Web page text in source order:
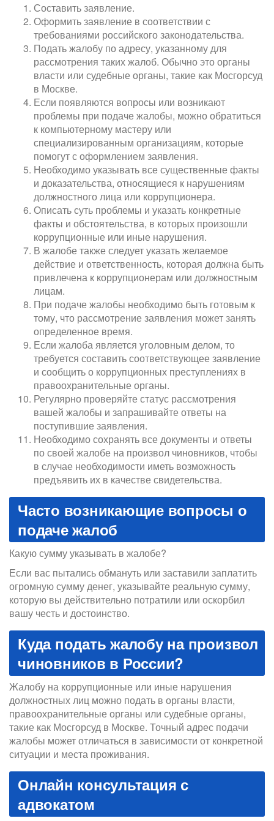
Составить заявление.
Оформить заявление в соответствии с
требованиями российского законодательства.
Подать жалобу по адресу, указанному для
рассмотрения таких жалоб. Обычно это органы
власти или судебные органы, такие как Мосгорсуд
в Москве.
Если появляются вопросы или возникают
проблемы при подаче жалобы, можно обратиться
к компьютерному мастеру или
специализированным организациям, которые
помогут с оформлением заявления.
Необходимо указывать все существенные факты
и доказательства, относящиеся к нарушениям
должностного лица или коррупционера.
Описать суть проблемы и указать конкретные
факты и обстоятельства, в которых произошли
коррупционные или иные нарушения.
В жалобе также следует указать желаемое
действие и ответственность, которая должна быть
привлечена к коррупционерам или должностным
лицам.
При подаче жалобы необходимо быть готовым к
тому, что рассмотрение заявления может занять
определенное время.
Если жалоба является уголовным делом, то
требуется составить соответствующее заявление
и сообщить о коррупционных преступлениях в
правоохранительные органы.
Регулярно проверяйте статус рассмотрения
вашей жалобы и запрашивайте ответы на
поступившие заявления.
Необходимо сохранять все документы и ответы
по своей жалобе на произвол чиновников, чтобы
в случае необходимости иметь возможность
предъявить их в качестве свидетельства.
Часто возникающие вопросы о
подаче жалоб
Какую сумму указывать в жалобе?
Если вас пытались обмануть или заставили заплатить
огромную сумму денег, указывайте реальную сумму,
которую вы действительно потратили или оскорбил
вашу честь и достоинство.
Куда подать жалобу на произвол
чиновников в России?
Жалобу на коррупционные или иные нарушения
должностных лиц можно подать в органы власти,
правоохранительные органы или судебные органы,
такие как Мосгорсуд в Москве. Точный адрес подачи
жалобы может отличаться в зависимости от конкретной
ситуации и места проживания.
Онлайн консультация с
адвокатом